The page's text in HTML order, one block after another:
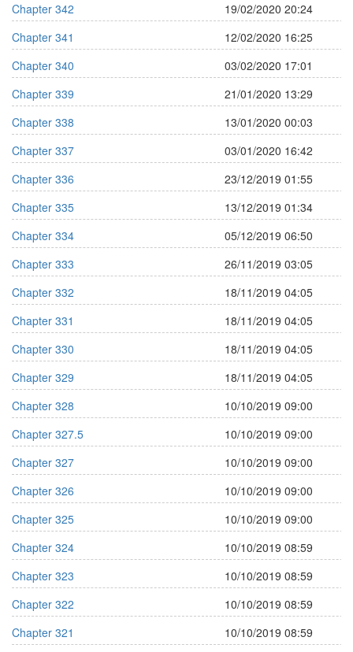
Chapter 342
19/02/2020 20:24
Chapter 341
12/02/2020 16:25
Chapter 340
03/02/2020 17:01
Chapter 339
21/01/2020 13:29
Chapter 338
13/01/2020 00:03
Chapter 337
03/01/2020 16:42
Chapter 336
23/12/2019 01:55
Chapter 335
13/12/2019 01:34
Chapter 334
05/12/2019 06:50
Chapter 333
26/11/2019 03:05
Chapter 332
18/11/2019 04:05
Chapter 331
18/11/2019 04:05
Chapter 330
18/11/2019 04:05
Chapter 329
18/11/2019 04:05
Chapter 328
10/10/2019 09:00
Chapter 327.5
10/10/2019 09:00
Chapter 327
10/10/2019 09:00
Chapter 326
10/10/2019 09:00
Chapter 325
10/10/2019 09:00
Chapter 324
10/10/2019 08:59
Chapter 323
10/10/2019 08:59
Chapter 322
10/10/2019 08:59
Chapter 321
10/10/2019 08:59